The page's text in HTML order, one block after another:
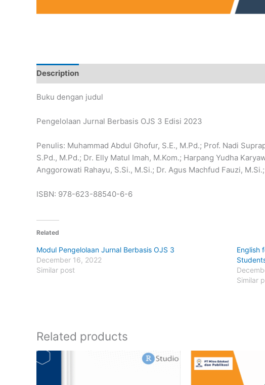
Description
Buku dengan judul
Pengelolaan Jurnal Berbasis OJS 3 Edisi 2023
Penulis: Muhammad Abdul Ghofur, S.E., M.Pd.; Prof. Nadi
S.Pd., M.Pd.; Dr. Elly Matul Imah, M.Kom.; Harpang Yudha
Anggorowati Rahayu, S.Si., M.Si.; Dr. Agus Machfud Fauzi,
ISBN: 978-623-88540-6-6
Related
Modul Pengelolaan Jurnal Berbasis OJS 3
December 16, 2022
Similar post
English
Similar
Related products